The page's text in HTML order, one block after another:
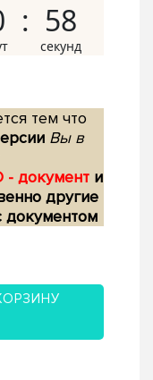
57
тем что
Вы в
- документ и
другие
документом